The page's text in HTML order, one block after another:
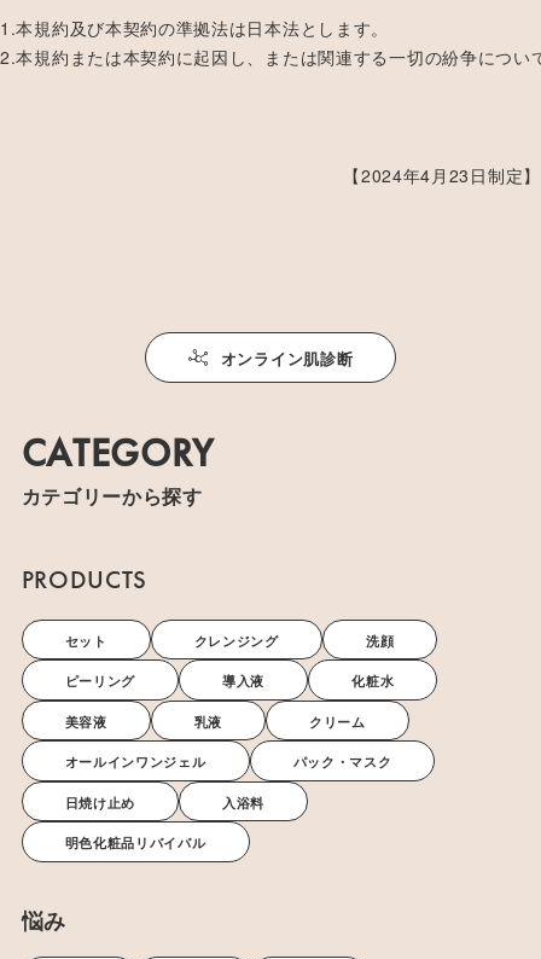
1.本規約及び本契約の準拠法は日本法とします。
2.本規約または本契約に起因し、または関連する一切の紛争につ
【2024年4月23日制定】
オンライン肌診断
CATEGORY
カテゴリーから探す
PRODUCTS
セット クレンジング 洗顔
ピーリング 導入液 化粧水
美容液 乳液 クリーム
オールインワンジェル パック・マスク
日焼け止め 入浴料
明色化粧品リバイバル
悩み